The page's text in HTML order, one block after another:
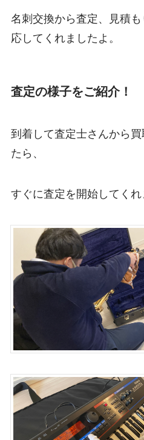
名刺交換から査定、見積
応してくれましたよ。
査定の様子をご紹介！
到着して査定士さんから
たら、
すぐに査定を開始してくれ